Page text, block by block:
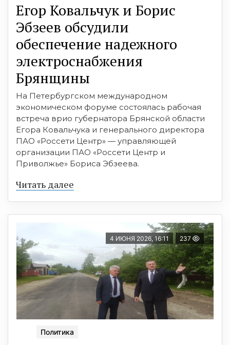
Егор Ковальчук и Борис
Эбзеев обсудили
обеспечение надежного
электроснабжения
Брянщины
На Петербургском международном
экономическом форуме состоялась рабочая
встреча врио губернатора Брянской области
Егора Ковальчука и генерального директора
ПАО «Россети Центр» — управляющей
организации ПАО «Россети Центр и
Приволжье» Бориса Эбзеева.
Читать далее
4 ИЮНЯ 2026, 16:11 237
Политика